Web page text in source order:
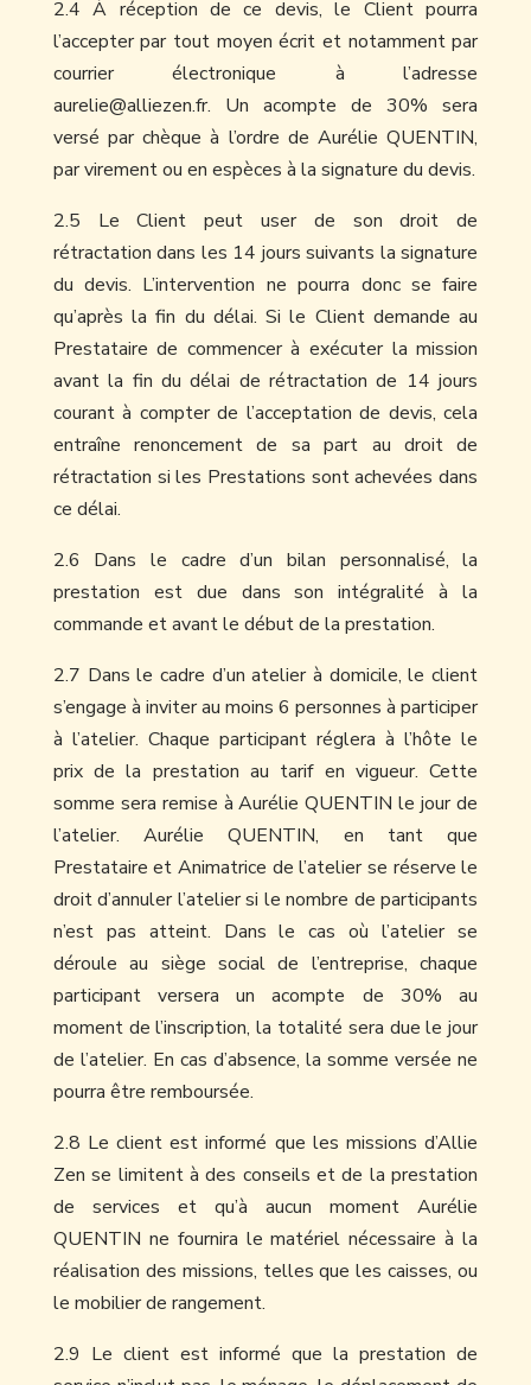
2.4 À réception de ce devis, le Client pourra
l’accepter par tout moyen écrit et notamment par
courrier électronique à l’adresse
aurelie@alliezen.fr. Un acompte de 30% sera
versé par chèque à l’ordre de Aurélie QUENTIN,
par virement ou en espèces à la signature du devis.
2.5 Le Client peut user de son droit de
rétractation dans les 14 jours suivants la signature
du devis. L’intervention ne pourra donc se faire
qu’après la fin du délai. Si le Client demande au
Prestataire de commencer à exécuter la mission
avant la fin du délai de rétractation de 14 jours
courant à compter de l’acceptation de devis, cela
entraîne renoncement de sa part au droit de
rétractation si les Prestations sont achevées dans
ce délai.
2.6 Dans le cadre d’un bilan personnalisé, la
prestation est due dans son intégralité à la
commande et avant le début de la prestation.
2.7 Dans le cadre d’un atelier à domicile, le client
s’engage à inviter au moins 6 personnes à participer
à l’atelier. Chaque participant réglera à l’hôte le
prix de la prestation au tarif en vigueur. Cette
somme sera remise à Aurélie QUENTIN le jour de
l’atelier. Aurélie QUENTIN, en tant que
Prestataire et Animatrice de l’atelier se réserve le
droit d’annuler l’atelier si le nombre de participants
n’est pas atteint. Dans le cas où l’atelier se
déroule au siège social de l’entreprise, chaque
participant versera un acompte de 30% au
moment de l’inscription, la totalité sera due le jour
de l’atelier. En cas d’absence, la somme versée ne
pourra être remboursée.
2.8 Le client est informé que les missions d’Allie
Zen se limitent à des conseils et de la prestation
de services et qu’à aucun moment Aurélie
QUENTIN ne fournira le matériel nécessaire à la
réalisation des missions, telles que les caisses, ou
le mobilier de rangement.
2.9 Le client est informé que la prestation de